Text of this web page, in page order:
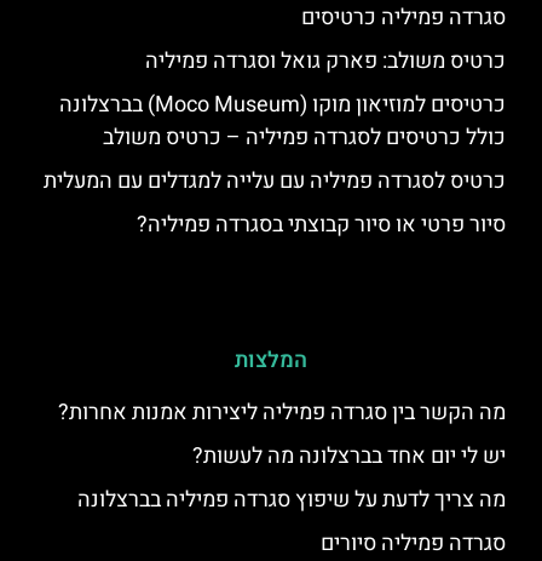
סגרדה פמיליה כרטיסים
כרטיס משולב: פארק גואל וסגרדה פמיליה
כרטיסים למוזיאון מוקו (Moco Museum) בברצלונה
כולל כרטיסים לסגרדה פמיליה – כרטיס משולב
כרטיס לסגרדה פמיליה עם עלייה למגדלים עם המעלית
סיור פרטי או סיור קבוצתי בסגרדה פמיליה?
המלצות
מה הקשר בין סגרדה פמיליה ליצירות אמנות אחרות?
יש לי יום אחד בברצלונה מה לעשות?
מה צריך לדעת על שיפוץ סגרדה פמיליה בברצלונה
סגרדה פמיליה סיורים